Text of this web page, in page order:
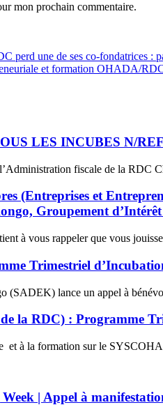
mon prochain commentaire.
perd une de ses co-fondatrices :
et formation OHADA/
LES INCUBES N/
fiscale de la RDC
(Entreprises et
Groupement
à vous rappeler que vous
Trimestriel
lance un appel à
la RDC) : Programme
et à la formation sur le
| Appel à